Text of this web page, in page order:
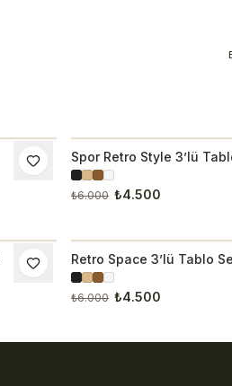
İNDIRIM
Spor Retro Style 3’lü
₺6.000 ₺4.500
İNDIRIM
Retro Space 3’lü Tablo
₺6.000 ₺4.500